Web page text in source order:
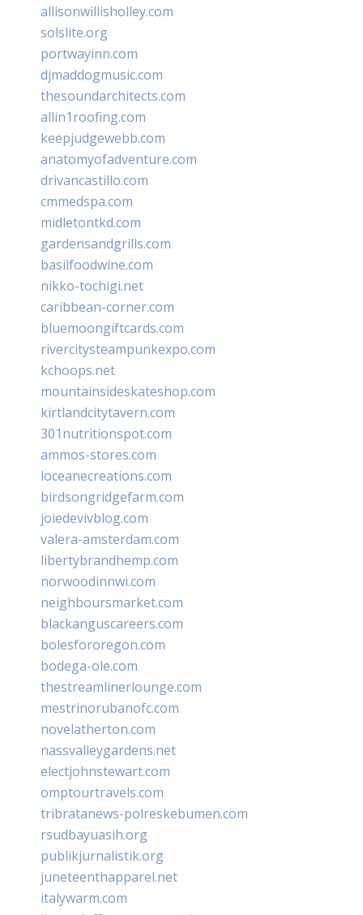
allisonwillisholley.com
solslite.org
portwayinn.com
djmaddogmusic.com
thesoundarchitects.com
allin1roofing.com
keepjudgewebb.com
anatomyofadventure.com
drivancastillo.com
cmmedspa.com
midletontkd.com
gardensandgrills.com
basilfoodwine.com
nikko-tochigi.net
caribbean-corner.com
bluemoongiftcards.com
rivercitysteampunkexpo.com
kchoops.net
mountainsideskateshop.com
kirtlandcitytavern.com
301nutritionspot.com
ammos-stores.com
loceanecreations.com
birdsongridgefarm.com
joiedevivblog.com
valera-amsterdam.com
libertybrandhemp.com
norwoodinnwi.com
neighboursmarket.com
blackanguscareers.com
bolesfororegon.com
bodega-ole.com
thestreamlinerlounge.com
mestrinorubanofc.com
novelatherton.com
nassvalleygardens.net
electjohnstewart.com
omptourtravels.com
tribratanews-polreskebumen.com
rsudbayuasih.org
publikjurnalistik.org
juneteenthapparel.net
italywarm.com